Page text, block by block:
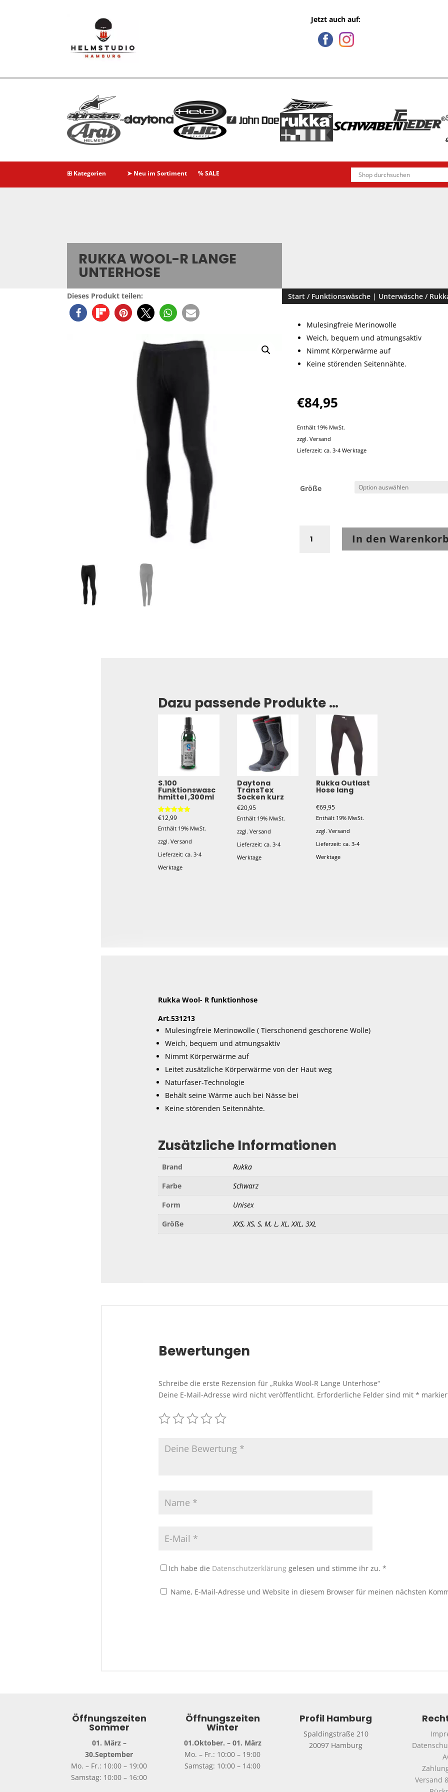
Jetzt auch auf:
⊞ Kategorien ➤ Neu im Sortiment % SALE
RUKKA WOOL-R LANGE
UNTERHOSE
Dieses Produkt teilen: Start / Funktionswäsche | Unterwäsche /
Mulesingfreie Merinowolle
Weich, bequem und atmungsaktiv
Nimmt Körperwärme auf
Keine störenden Seitennähte.
€84,95
Enthält 19% MwSt.
zzgl.Versand
Lieferzeit: ca. 3-4 Werktage
Größe
Wool-
In den
Dazu passende Produkte …
S.100
Funktionswasc
hmittel ,300ml
Bewertet mit
von 5
€12,99
Enthält 19% MwSt.
zzgl. Versand
Lieferzeit: ca. 3-4
Werktage
Daytona
TransTex
Socken kurz
€20,95
Enthält 19% MwSt.
zzgl. Versand
Lieferzeit: ca. 3-4
Werktage
gewählt
werden
Rukka Outlast
Hose lang
€69,95
Enthält 19% MwSt.
zzgl.Versand
Lieferzeit: ca. 3-4
Werktage
gewählt
Rukka Wool- R funktionhose
Art.531213
Mulesingfreie Merinowolle ( Tierschonend geschorene Wolle)
Weich, bequem und atmungsaktiv
Nimmt Körperwärme auf
Leitet zusätzliche Körperwärme von der Haut weg
Naturfaser-Technologie
Behält seine Wärme auch bei Nässe bei
Keine störenden Seitennähte.
Zusätzliche Informationen
Brand
Rukka
Farbe
Schwarz
Form
Unisex
Größe
XXS, XS, S, M, L, XL, XXL, 3XL
Bewertungen
Schreibe die erste Rezension für „Rukka Wool-R Lange Unterhose“
Deine E-Mail-Adresse wird nicht veröffentlicht. Erforderliche Felder sind mit*
Ich habe die Datenschutzerklärung gelesen und stimme ihr zu. *
Name, E-Mail-Adresse und Website in diesem Browser für meinen nächsten
Öffnungszeiten
Sommer
01. März –
30.September
Mo. – Fr.: 10:00 – 19:00
Samstag: 10:00 – 16:00
Öffnungszeiten
Winter
01.Oktober. – 01. März
Mo. – Fr.: 10:00 – 19:00
Samstag: 10:00 – 14:00
Profil Hamburg
Spaldingstraße 210
20097 Hamburg
Versand